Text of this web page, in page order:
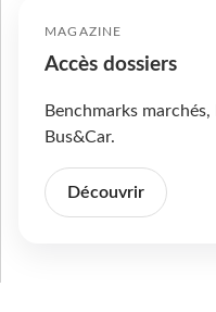
MAGAZINE
Accès dossiers
Benchmarks
Bus&Car.
Découvrir